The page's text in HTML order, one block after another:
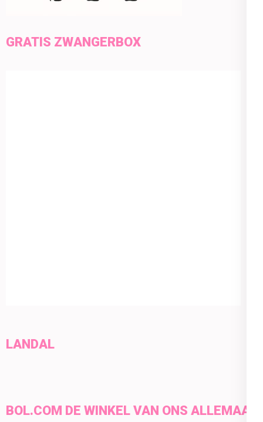
GRATIS ZWANGERBOX
LANDAL
BOL.COM DE WINKEL VAN ONS ALLEMAAL